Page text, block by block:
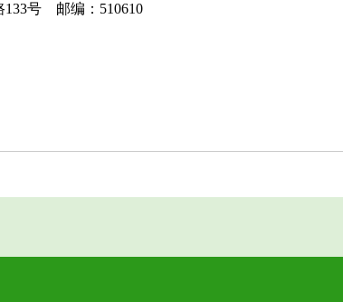
号 邮编：510610